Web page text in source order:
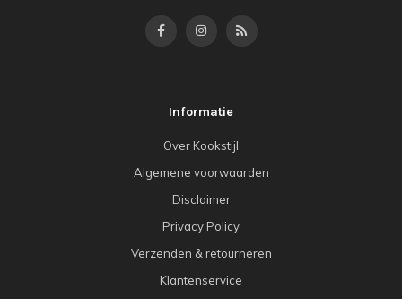
Informatie
Over Kookstijl
Algemene voorwaarden
Disclaimer
Privacy Policy
Verzenden & retourneren
Klantenservice